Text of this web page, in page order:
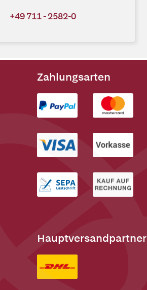
+49 711 - 2582-0
Zahlungsarten
Hauptversandpartner